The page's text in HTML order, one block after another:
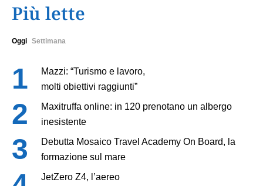
Più lette
Oggi Settimana
Mazzi: “Turismo e lavoro,
molti obiettivi raggiunti”
Maxitruffa online: in 120 prenotano un albergo
inesistente
Debutta Mosaico Travel Academy On Board, la
formazione sul mare
JetZero Z4, l’aereo